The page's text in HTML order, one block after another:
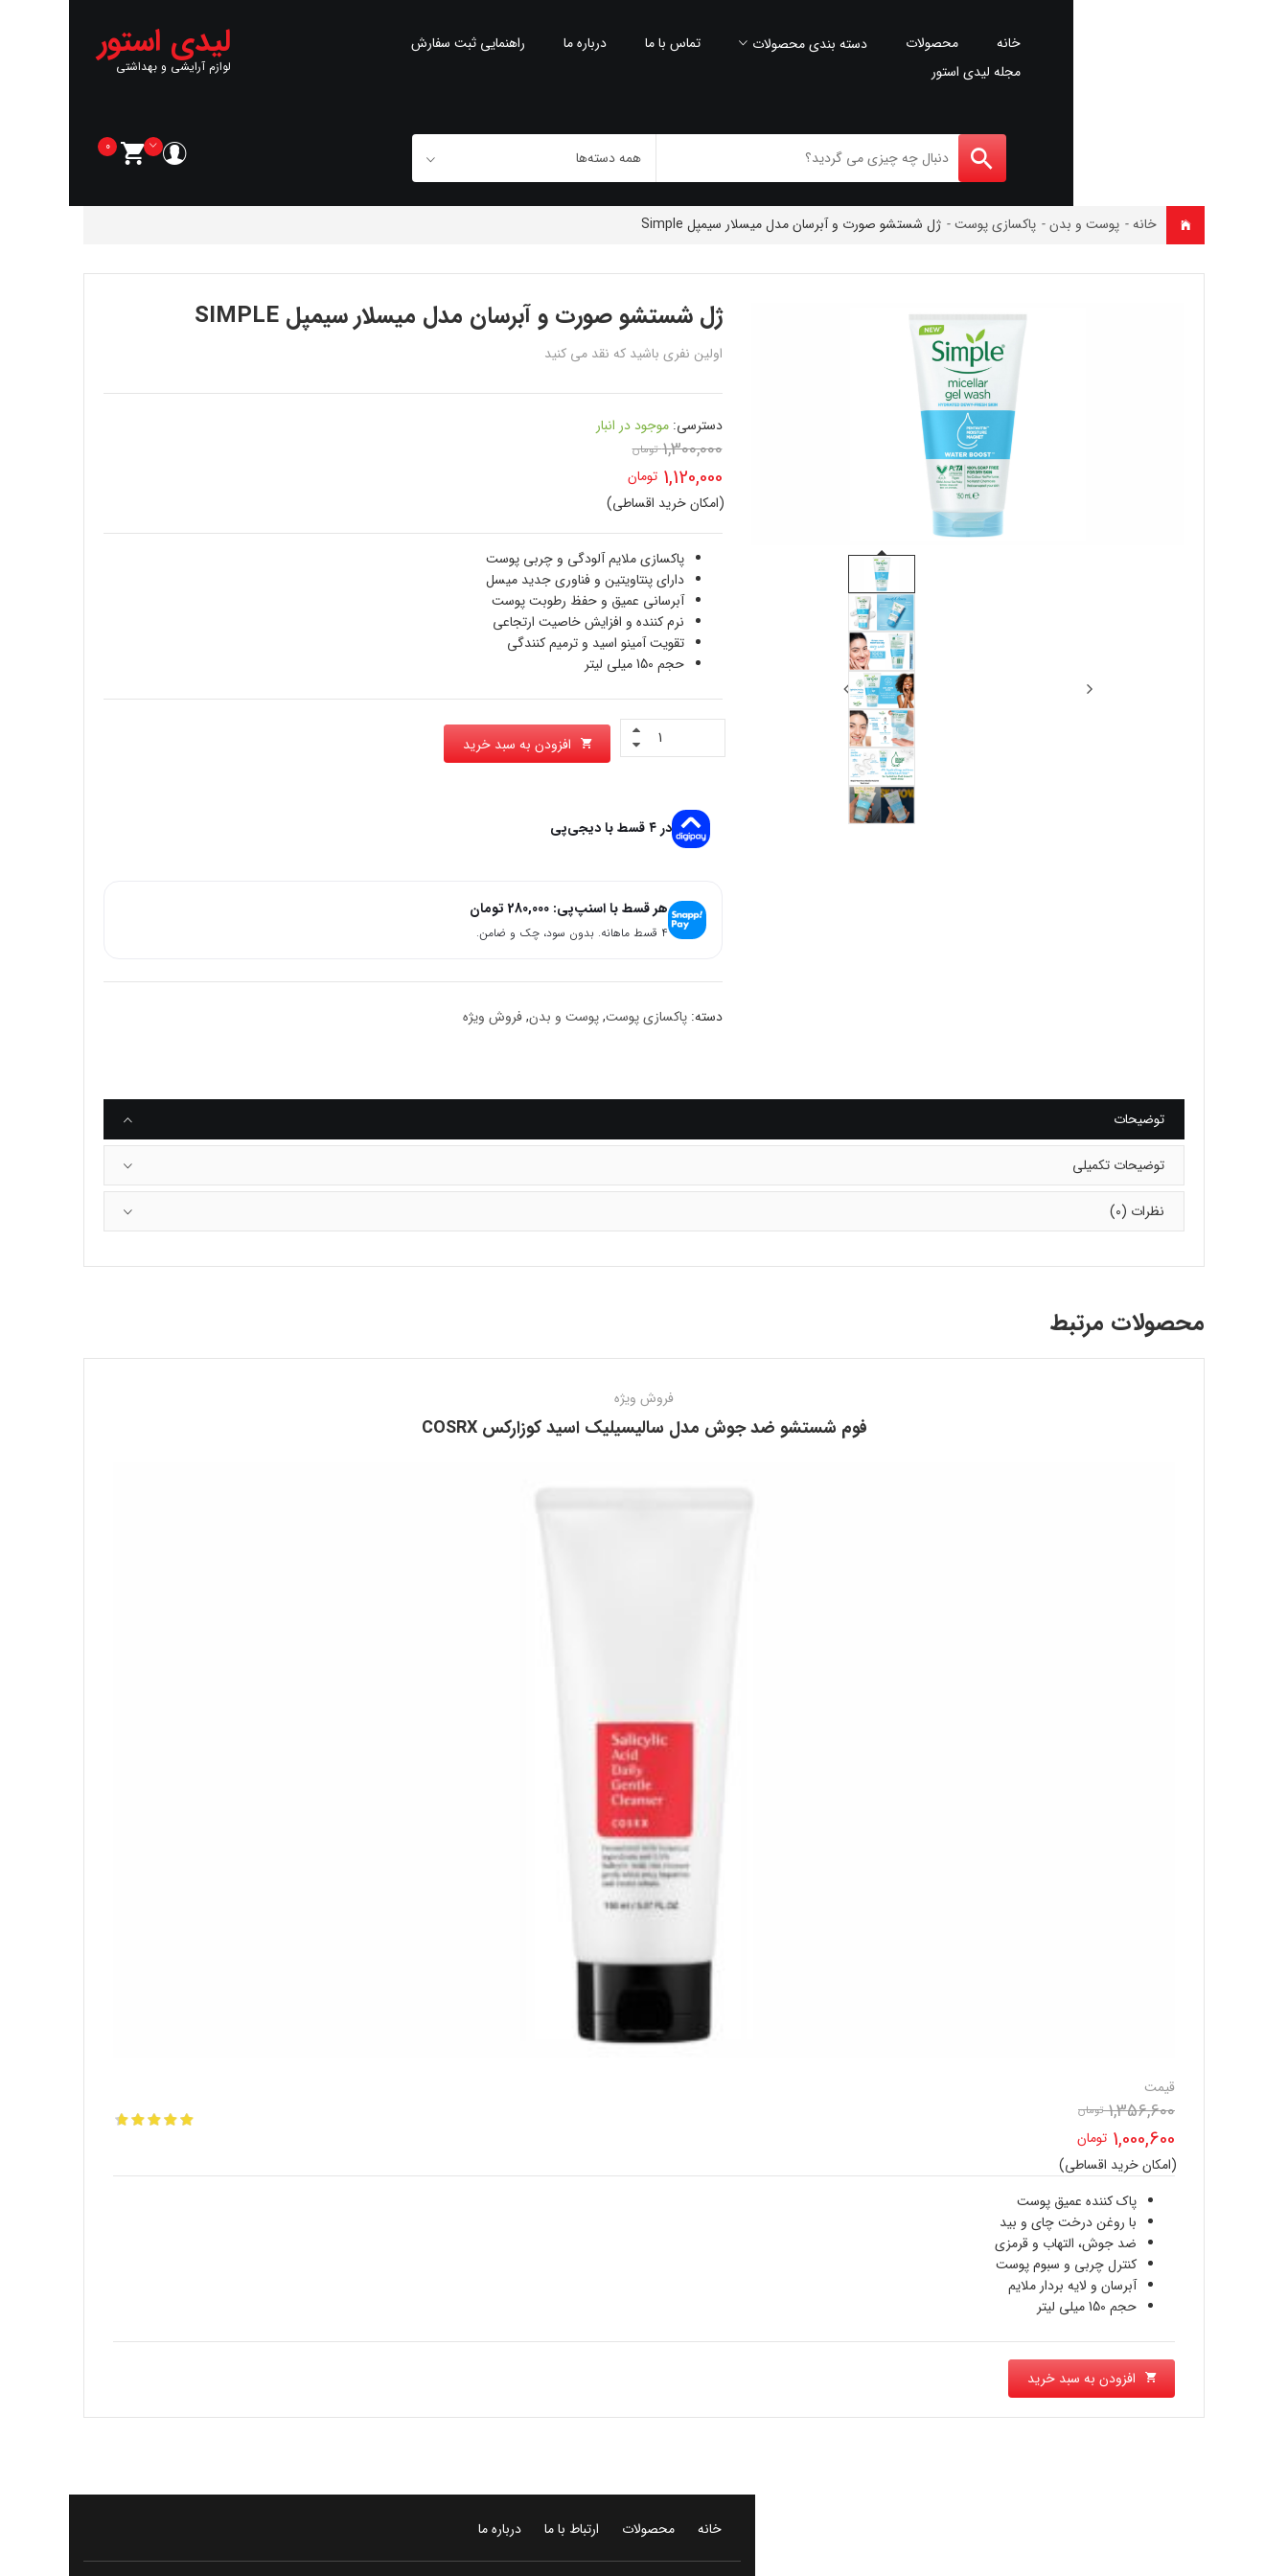
خانه محصولات دسته بندی محصولات تماس با ما درباره ما
راهنمایی ثبت سفارش
مجله لیدی استور
لیدی استور
لوازم آرایشی و بهداشتی
0
خانه - پوست و بدن - پاکسازی پوست - ژل شستشو صورت و آبرسان مدل میسلار سیمپل Simple
ژل شستشو صورت و آبرسان مدل میسلار سیمپل SIMPLE
اولین نفری باشید که نقد می کنید
دسترسی:موجود در انبار
1,300,000 تومان
اصلی
1,300,000 تومان
بود.
1,120,000 تومان
قیمت
فعلی
1,120,000 تومان
است.
(امکان خرید اقساطی)
پاکسازی ملایم آلودگی و چربی پوست
دارای پنتاویتین و فناوری جدید میسل
آبرسانی عمیق و حفظ رطوبت پوست
نرم کننده و افزایش خاصیت ارتجاعی
تقویت آمینو اسید و ترمیم کنندگی
حجم 150 میلی لیتر
افزودن به سبد خرید
در ۴ قسط با دیجی‌پی
هر قسط با اسنپ‌پی:280,000 تومان
۴ قسط ماهانه. بدون سود، چک و ضامن.
دسته:پاکسازی پوست,پوست و بدن,فروش ویژه
توضیحات
توضیحات تکمیلی
نظرات (0)
محصولات مرتبط
فروش ویژه
فوم شستشو ضد جوش مدل سالیسیلیک اسید کوزارکس COSRX
قیمت
1,356,600 تومان
اصلی
بود.
1,000,600 تومان
قیمت
فعلی
1,000,600 تومان
است.
(امکان خرید اقساطی)
پاک کننده عمیق پوست
با روغن درخت چای و بید
ضد جوش، التهاب و قرمزی
کنترل چربی و سبوم پوست
آبرسان و لایه بردار ملایم
حجم 150 میلی لیتر
افزودن به سبد خرید
خانه محصولات ارتباط با ما درباره ما